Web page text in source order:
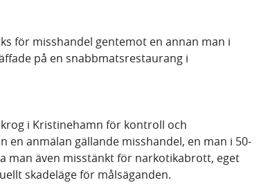
för misshandel gentemot en annan man i
på en snabbmatsrestaurang i
i Kristinehamn för kontroll och
anmälan gällande misshandel, en man i 50-
man även misstänkt för narkotikabrott, eget
skadeläge för målsäganden.